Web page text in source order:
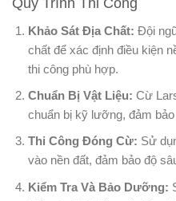
Khảo Sát Địa Chất: Đội
chất để xác định điều kiện
thi công phù hợp.
Chuẩn Bị Vật Liệu: Cừ
chuẩn bị kỹ lưỡng, đảm
Thi Công Đóng Cừ: Sử
vào nền đất, đảm bảo độ
Kiểm Tra Và Bảo Dưỡng: